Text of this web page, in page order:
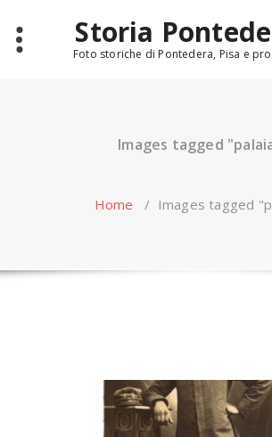
content
Storia
Foto storiche di Pontedera, Pisa e
Images tagged
Home / Images tagged